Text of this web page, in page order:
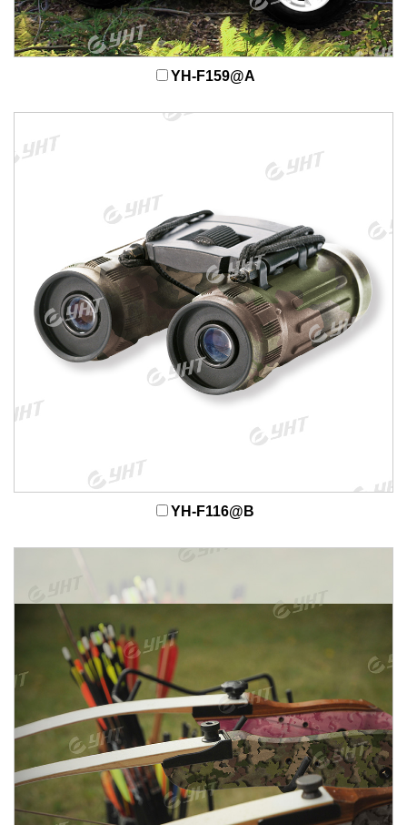
YH-F159@A
YH-F116@B